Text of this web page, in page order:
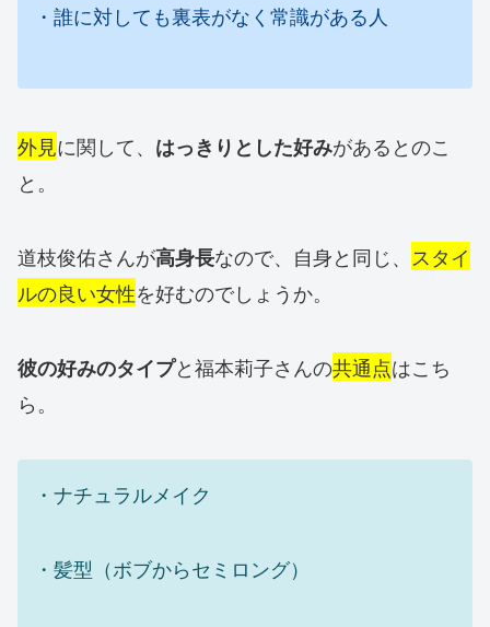
・誰に対しても裏表がなく常識がある人
外見に関して、 はっきりとした好みがあるとのこ
と。
道枝俊佑さんが高身長なので、自身と同じ、 スタイ
ルの良い女性を好むのでしょうか。
彼の好みのタイプと福本莉子さんの共通点はこち
ら。
・ナチュラルメイク
・髪型（ボブからセミロング）